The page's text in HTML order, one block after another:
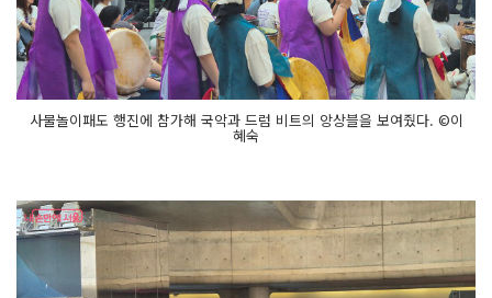
사물놀이패도 행진에 참가해 국악과 드럼 비트의 앙상블을 보여줬다. ©이
혜숙